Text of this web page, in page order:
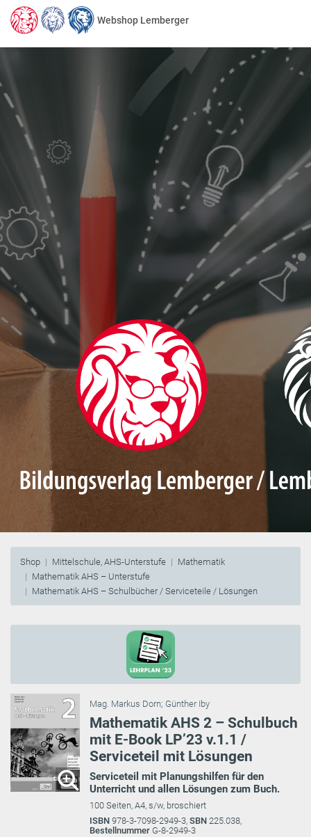
Webshop Lemberger
Shop Mittelschule, AHS-Unterstufe
Mathematik
Mathematik AHS – Unterstufe
Mathematik AHS – Schulbücher / Serviceteile / Lösungen
Mag. Markus Dorn; Günther Iby
Mathematik AHS 2 – Schulbuch
mit E-Book LP’23 v.1.1 /
Serviceteil mit Lösungen
Serviceteil mit Planungshilfen für den
Unterricht und allen Lösungen zum Buch.
100 Seiten, A4, s/w, broschiert
ISBN 978-3-7098-2949-3, SBN 225.038,
Bestellnummer G-8-2949-3